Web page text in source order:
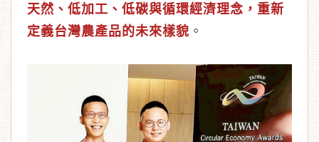
天然、低加工、低碳與循環經濟理念，重新
定義台灣農產品的未來樣貌 。